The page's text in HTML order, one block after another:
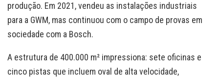
produção. Em 2021, vendeu as instalações industriais
para a GWM, mas continuou com o campo de provas em
sociedade com a Bosch.
A estrutura de 400.000 m² impressiona: sete oficinas e
cinco pistas que incluem oval de alta velocidade,